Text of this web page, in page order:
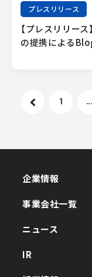
プレスリリース
【プレスリリー
の提携による
1 ...
企業情報
事業会社一覧
ニュース
IR